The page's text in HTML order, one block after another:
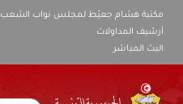
مكتبة هشام جعيّط لمجلس نواب الشعب
أرشيف المداولات
البث المباشر